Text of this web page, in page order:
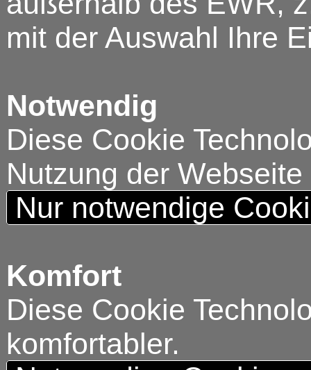
mit der Auswahl Ihre
Notwendig
Diese Cookie
Nutzung der
Nur notwendige
Komfort
Diese Cookie
komfortabler.